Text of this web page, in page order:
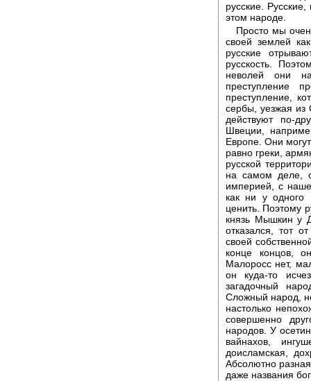
русские.
этом народе.
Просто мы
своей землей
русские
русскость.
неволей они
преступление
преступление,
сербы, уезжая из
действуют по-
Швеции,
Европе. Они
равно греки,
русской
на самом деле,
империей, с
как ни у одного
ценить. Поэтому
князь Мышкин у
отказался, тот
своей
конце концов,
Малоросс нет,
он куда-то
загадочный
Сложный народ,
настолько
совершенно
народов. У
вайнахов,
доисламская,
Абсолютно
даже названия